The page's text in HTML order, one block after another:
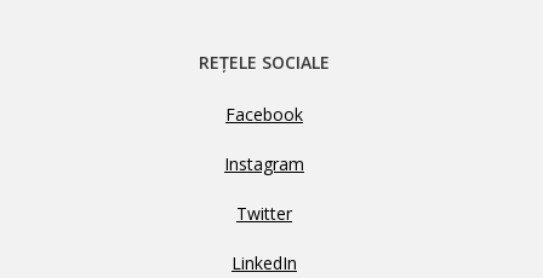
REȚELE SOCIALE
Facebook
Instagram
Twitter
LinkedIn